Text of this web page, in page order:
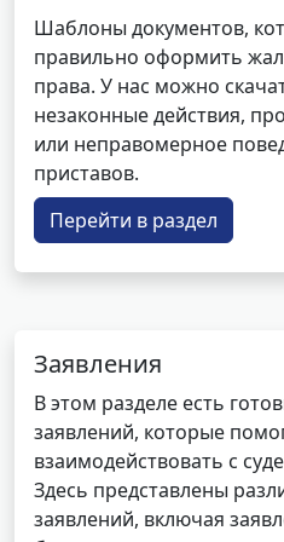
Шаблоны документов,
правильно оформить
права. У нас можно
незаконные действия,
или неправомерное
приставов.
Перейти в раздел
Заявления
В этом разделе есть
заявлений, которые
взаимодействовать с
Здесь представлены
заявлений, включая